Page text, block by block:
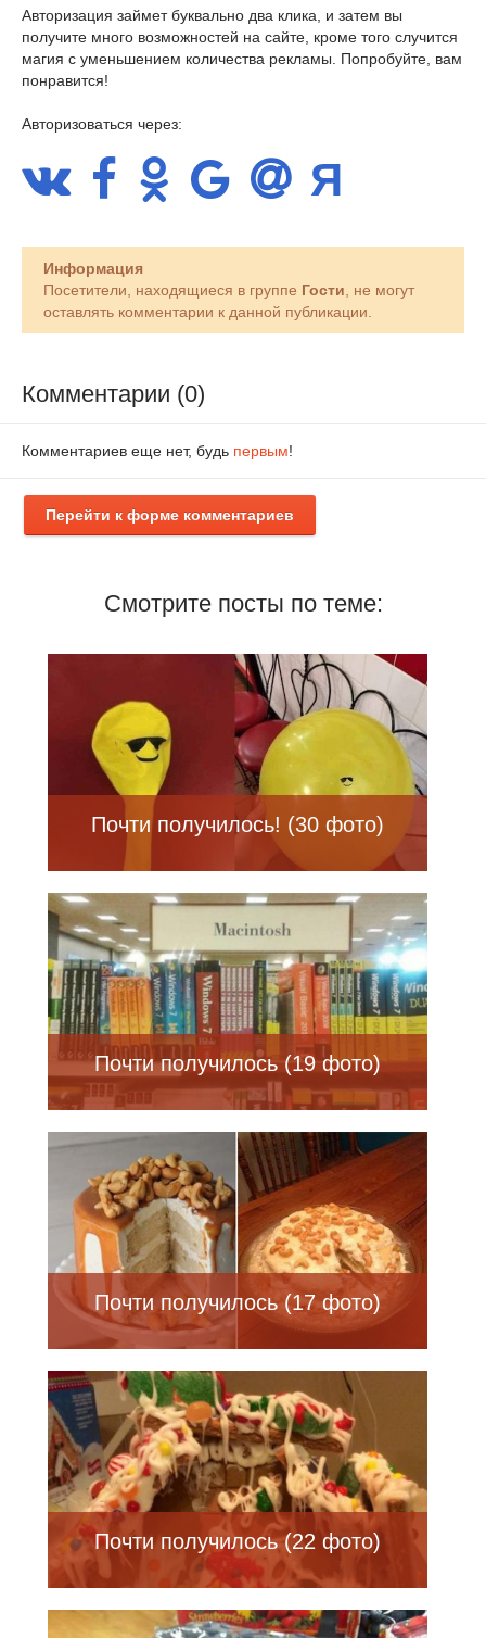
Авторизация займет буквально два клика, и затем вы
получите много возможностей на сайте, кроме того случится
магия с уменьшением количества рекламы. Попробуйте, вам
понравится!
Авторизоваться через:
Информация
Посетители, находящиеся в группе Гости , не могут
оставлять комментарии к данной публикации.
Комментарии (0)
Комментариев еще нет, будь первым!
Перейти к форме комментариев
Смотрите посты по теме:
Почти получилось! (30 фото)
Почти получилось (19 фото)
Почти получилось (17 фото)
Почти получилось (22 фото)